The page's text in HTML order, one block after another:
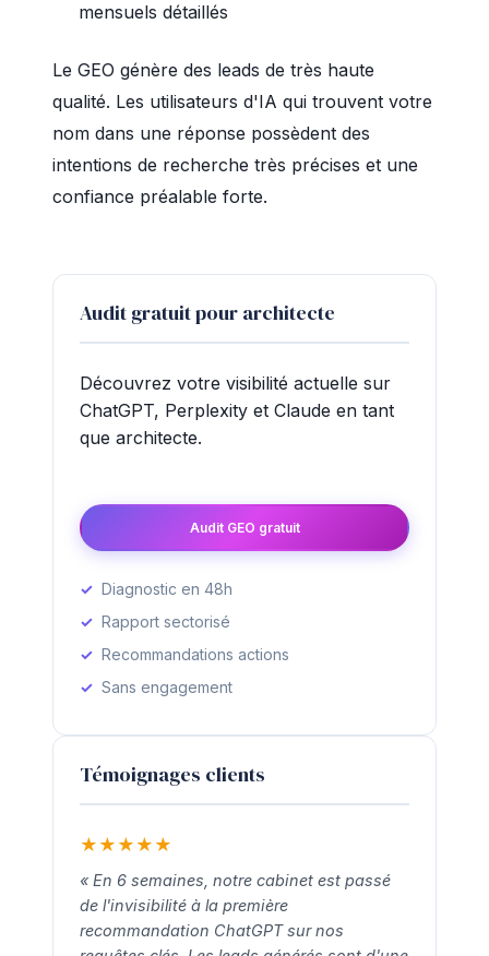
mensuels détaillés
Le GEO génère des leads de très haute
qualité. Les utilisateurs d'IA qui trouvent votre
nom dans une réponse possèdent des
intentions de recherche très précises et une
confiance préalable forte.
Audit gratuit pour architecte
Découvrez votre visibilité actuelle sur
ChatGPT, Perplexity et Claude en tant
que architecte.
Audit GEO gratuit
Diagnostic en 48h
Rapport sectorisé
Recommandations actions
Sans engagement
Témoignages clients
★ ★ ★ ★ ★
« En 6 semaines, notre cabinet est passé
de l'invisibilité à la première
recommandation ChatGPT sur nos